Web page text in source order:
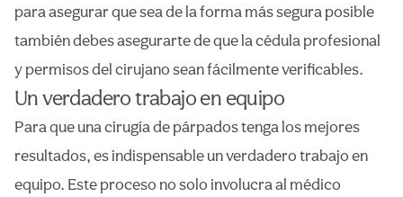
para asegurar que sea de la forma más segura posible
también debes asegurarte de que la cédula profesional
y permisos del cirujano sean fácilmente verificables.
Un verdadero trabajo en equipo
Para que una cirugía de párpados tenga los mejores
resultados, es indispensable un verdadero trabajo en
equipo. Este proceso no solo involucra al médico